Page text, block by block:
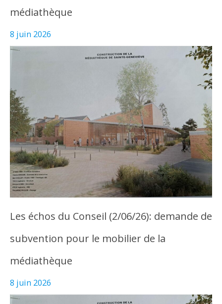
médiathèque
8 juin 2026
Les échos du Conseil (2/06/26): demande de
subvention pour le mobilier de la
médiathèque
8 juin 2026